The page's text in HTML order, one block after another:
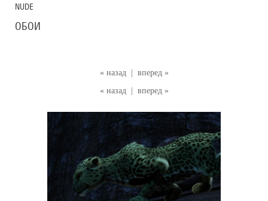
« назад
вперед »
« назад
вперед »
NUDE
ОБОИ